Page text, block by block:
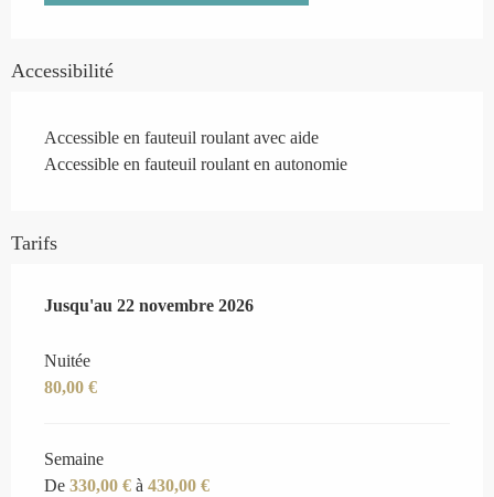
Accessibilité
Accessible en fauteuil roulant avec aide
Accessible en fauteuil roulant en autonomie
Tarifs
Du7 mars 2026au22 novembre 2026
Jusqu'au 22 novembre 2026
Nuitée
80,00 €
Semaine
De 330,00 € à 430,00 €